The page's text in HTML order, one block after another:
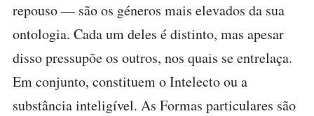
repouso — são os géneros mais elevados da sua
ontologia. Cada um deles é distinto, mas apesar
disso pressupõe os outros, nos quais se entrelaça.
Em conjunto, constituem o Intelecto ou a
substância inteligível. As Formas particulares são